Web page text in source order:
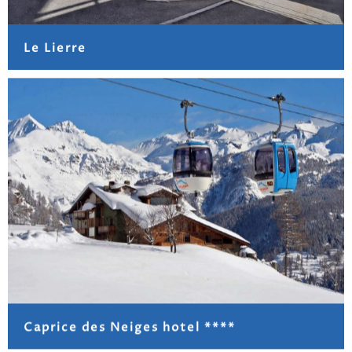
Le Lierre
Caprice des Neiges hotel ****